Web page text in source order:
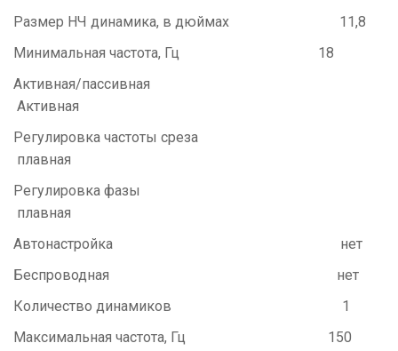
Размер НЧ динамика, в дюймах
11,8
Минимальная частота, Гц
18
Активная/пассивная
Активная
Регулировка частоты среза
плавная
Регулировка фазы
плавная
Автонастройка
нет
Беспроводная
нет
Количество динамиков
1
Максимальная частота, Гц
150